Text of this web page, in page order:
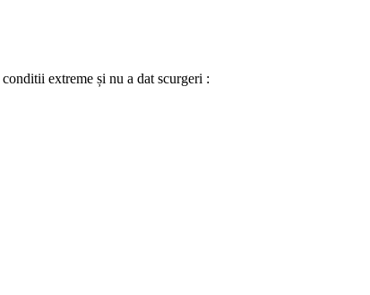
extreme și nu a dat scurgeri :